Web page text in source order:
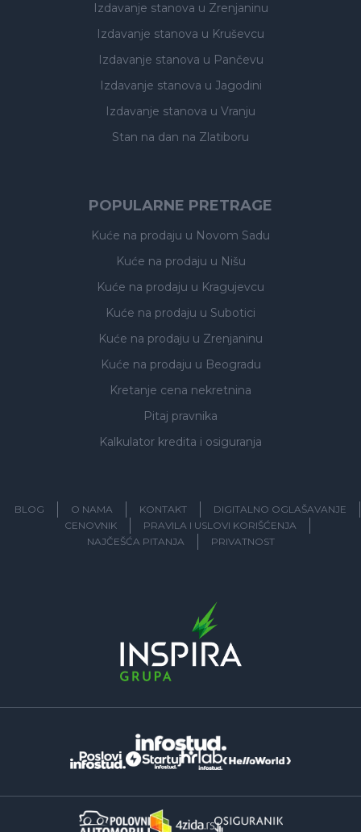
Izdavanje stanova u Zrenjaninu
Izdavanje stanova u Kruševcu
Izdavanje stanova u Pančevu
Izdavanje stanova u Jagodini
Izdavanje stanova u Vranju
Stan na dan na Zlatiboru
POPULARNE PRETRAGE
Kuće na prodaju u Novom Sadu
Kuće na prodaju u Nišu
Kuće na prodaju u Kragujevcu
Kuće na prodaju u Subotici
Kuće na prodaju u Zrenjaninu
Kuće na prodaju u Beogradu
Kretanje cena nekretnina
Pitaj pravnika
Kalkulator kredita i osiguranja
BLOG O NAMA KONTAKT
DIGITALNO OGLAŠAVANJE
CENOVNIK
PRAVILA I USLOVI KORIŠĆENJA
NAJČEŠĆA PITANJA
PRIVATNOST